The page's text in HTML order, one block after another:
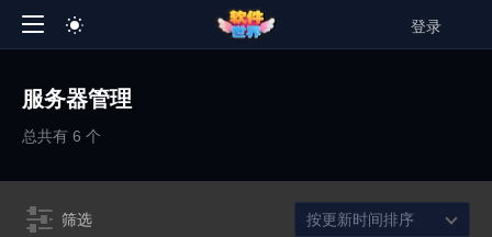
登录
服务器管理
总共有 6 个
筛选 按更新时间排序